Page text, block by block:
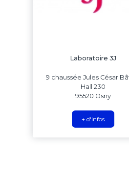
Laboratoire 3J
9 chaussée Jules César
Hall 230
95520 Osny
+ d'infos